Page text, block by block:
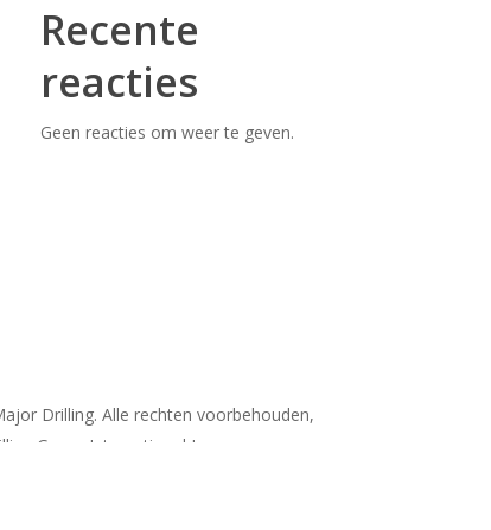
Recente
reacties
Geen reacties om weer te geven.
Drilling. Alle rechten voorbehouden,
Group International Inc.